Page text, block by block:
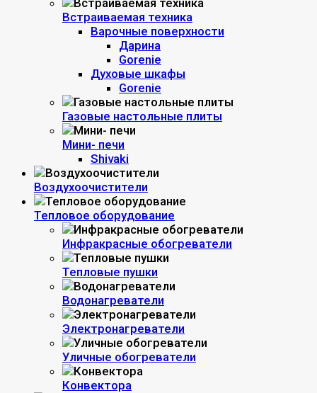
Встраиваемая техника
Варочные поверхности
Дарина
Gorenie
Духовые шкафы
Gorenie
Газовые настольные плиты
Мини- печи
Shivaki
Воздухоочистители
Тепловое оборудование
Инфракрасные обогреватели
Тепловые пушки
Водонагреватели
Электронагреватели
Уличные обогреватели
Конвектора